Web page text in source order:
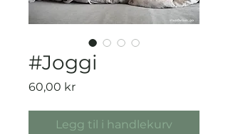
#Joggi
60,00 krPris
Legg til i handlekurv